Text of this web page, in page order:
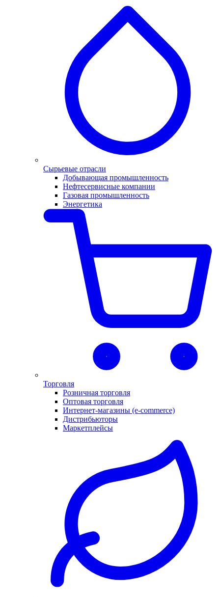
Сырьевые отрасли
Добывающая промышленность
Нефтесервисные компании
Газовая промышленность
Энергетика
Торговля
Розничная торговля
Оптовая торговля
Интернет-магазины (e-commerce)
Дистрибьюторы
Маркетплейсы